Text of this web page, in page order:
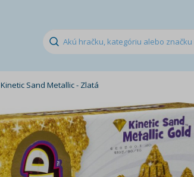
Kinetic Sand Metallic - Zlatá